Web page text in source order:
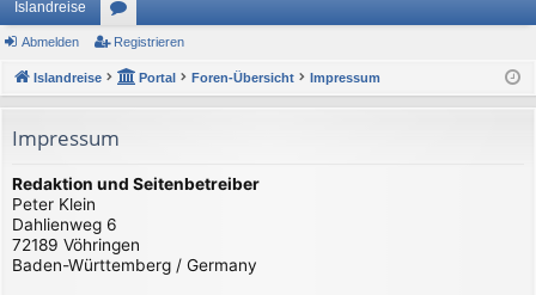
Islandreise
or
en
Abmelden Registrieren
Islandreise Portal Foren-Übersicht Impressum
Impressum
Redaktion und Seitenbetreiber
Peter Klein
Dahlienweg 6
72189 Vöhringen
Baden-Württemberg / Germany